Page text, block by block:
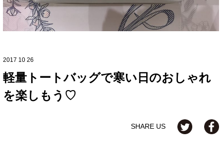
2017 10 26
軽量トートバッグで寒い日のおしゃれ
を楽しもう♡
SHARE US